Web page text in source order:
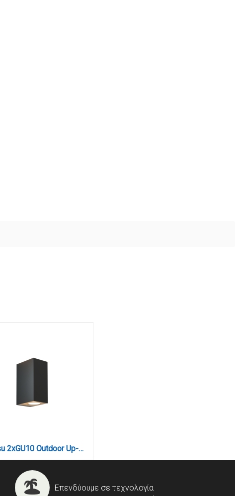
Havasu 2xGU10 Outdoor Up-Down Wall Lamp Anthracite D:14.7cmx9cm (80200344)
Επενδύουμε σε τεχνολογία